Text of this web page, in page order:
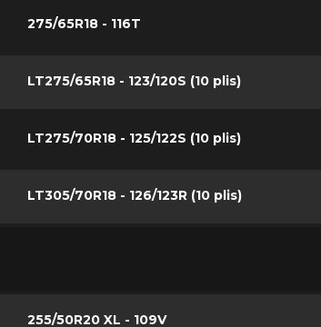
275/65R18 - 116T
LT275/65R18 - 123/120S (10 plis)
LT275/70R18 - 125/122S (10 plis)
LT305/70R18 - 126/123R (10 plis)
255/50R20 XL - 109V